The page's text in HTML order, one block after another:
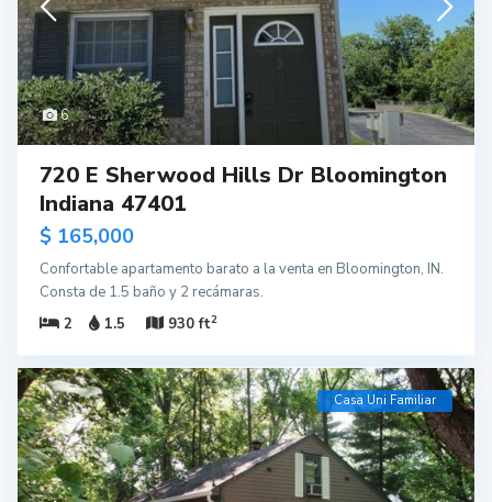
6
720 E Sherwood Hills Dr Bloomington
Indiana 47401
$ 165,000
Confortable apartamento barato a la venta en Bloomington, IN.
Consta de 1.5 baño y 2 recámaras.
2
1.5 930 ft2
Casa Uni Familiar